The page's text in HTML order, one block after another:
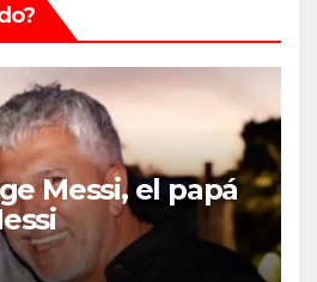
Messi, el papá